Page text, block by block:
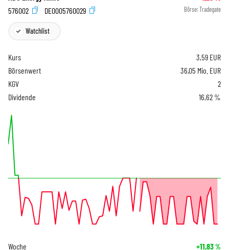
576002
DE0005760029 Börse: Tradegate
Watchlist
Kurs 3,59 EUR
Börsenwert
36,05 Mio. EUR
KGV
2
Dividende
16,62 %
Woche +11,83%